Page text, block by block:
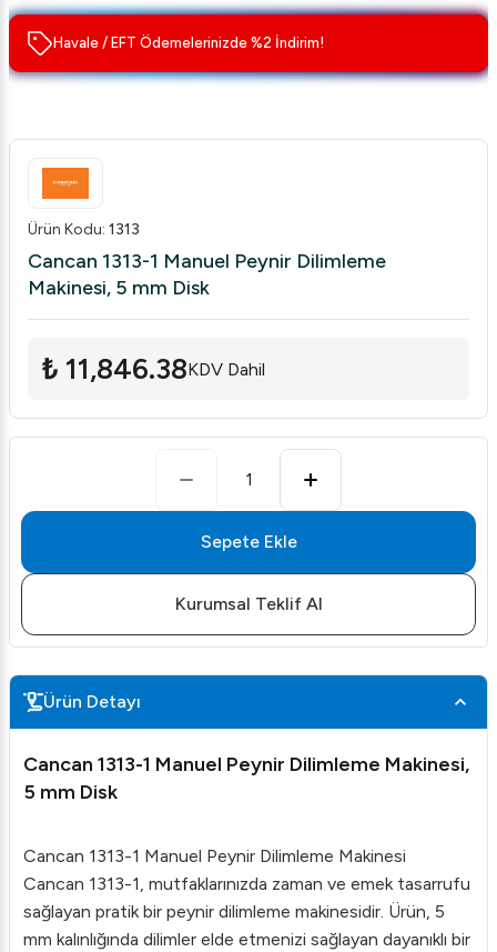
Havale / EFT Ödemelerinizde %2 İndirim!
Ürün Kodu: 1313
Cancan 1313-1 Manuel Peynir Dilimleme
Makinesi, 5 mm Disk
₺ 11,846.38KDV Dahil
1
Sepete Ekle
Kurumsal Teklif Al
Ürün Detayı
Cancan 1313-1 Manuel Peynir Dilimleme Makinesi,
5 mm Disk
Cancan 1313-1 Manuel Peynir Dilimleme Makinesi
Cancan 1313-1, mutfaklarınızda zaman ve emek tasarrufu
sağlayan pratik bir peynir dilimleme makinesidir. Ürün, 5
mm kalınlığında dilimler elde etmenizi sağlayan dayanıklı bir